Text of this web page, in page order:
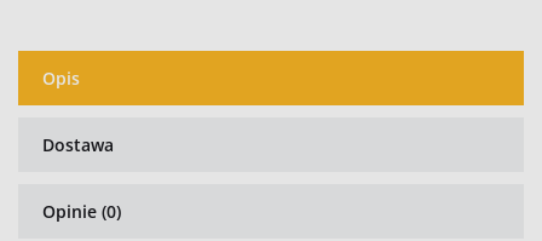
Opis
Dostawa
Opinie (0)